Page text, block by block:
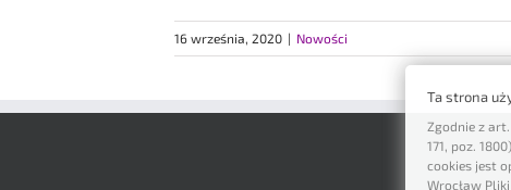
16 września, 2020 | Nowości
Ta strona
Zgodnie z
171, poz.
cookies jest
Wrocław